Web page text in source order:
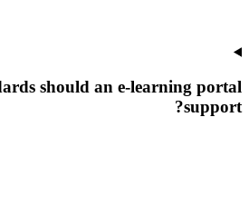
should an e-learning portal
support?